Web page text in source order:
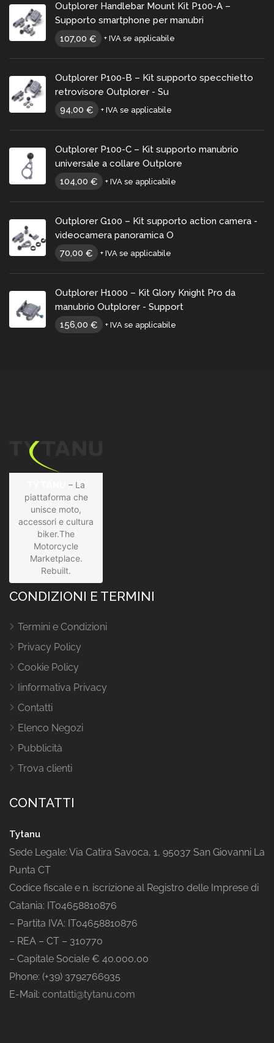
Outplorer Handlebar Mount Kit P100-A –
Supporto smartphone per manubri
107,00 € + IVA se applicabile
Outplorer P100-B – Kit supporto specchietto
retrovisore Outplorer - Su
94,00 € + IVA se applicabile
Outplorer P100-C – Kit supporto manubrio
universale a collare Outplore
104,00 € + IVA se applicabile
Outplorer G100 – Kit supporto action camera -
videocamera panoramica O
70,00 € + IVA se applicabile
Outplorer H1000 – Kit Glory Knight Pro da
manubrio Outplorer - Support
156,00 € + IVA se applicabile
– La
piattaforma che
unisce moto,
accessori e cultura
biker.The
Motorcycle
Marketplace.
Rebuilt.
CONDIZIONI E TERMINI
Termini e Condizioni
Privacy Policy
Cookie Policy
Iinformativa Privacy
Contatti
Elenco Negozi
Pubblicità
Trova clienti
CONTATTI
Tytanu
Sede Legale: Via Catira Savoca, 1, 95037 San Giovanni La
Punta CT
Codice fiscale e n. iscrizione al Registro delle Imprese di
Catania: IT04658810876
– Partita IVA: IT04658810876
– REA – CT – 310770
– Capitale Sociale € 40.000,00
Phone: (+39) 3792766935
E-Mail: contatti@tytanu.com